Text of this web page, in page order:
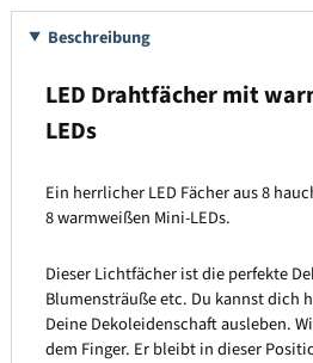
Beschreibung
LED Drahtfächer mit
LEDs
Ein herrlicher LED Fächer aus 8
8 warmweißen Mini-LEDs.
Dieser Lichtfächer ist die perfekte
Blumensträuße etc. Du kannst dich
Deine Dekoleidenschaft ausleben.
dem Finger. Er bleibt in dieser